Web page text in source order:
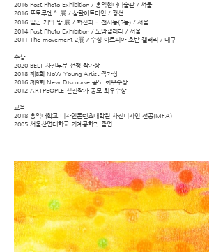
2016 Post Photo Exhibition / 홍익현대미술관 / 서울
2016 포토루덴스 展 / 삼탄아트마인 / 정선
2016 일곱 개의 방 展 / 혁신파크 전시동(5동) / 서울
2014 Post Photo Exhibition / 노암갤러리 / 서울
2011 The movement 2展 / 수성 아트피아 호반 갤러리 / 대구
수상
2020 BELT 사진부분 선정 작가상
2018 제8회 NoW Young Artist 작가상
2016 제9회 New Discourse 공모 최우수상
2012 ARTPEOPLE 신진작가 공모 최우수상
교육
2018 홍익대학교 디자인콘텐츠대학원 사진디자인 전공(MFA)
2005 서울산업대학교 기계공학과 졸업